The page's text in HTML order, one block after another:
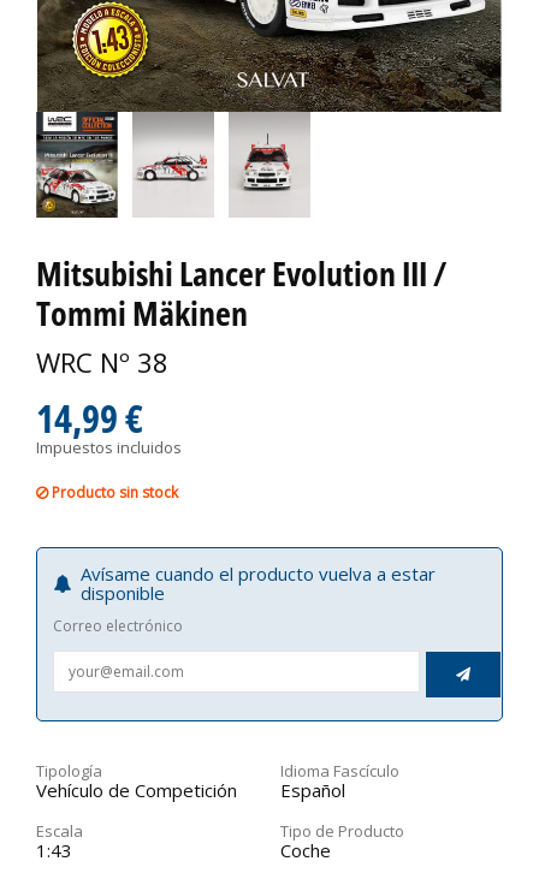
Mitsubishi Lancer Evolution III /
Tommi Mäkinen
WRC Nº 38
14,99 €
Impuestos incluidos
Producto sin stock
Avísame cuando el producto vuelva a estar
disponible
Correo electrónico

Tipología
Vehículo de Competición
Idioma Fascículo
Español
Escala
1:43
Tipo de Producto
Coche